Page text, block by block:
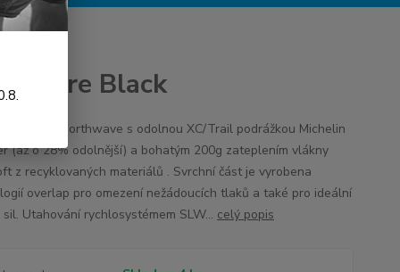
Core Black
XC tretry Northwave s odolnou XC/Trail podrážkou Michelin
(až o 28% odolnější) a bohatým 200g zateplením vlákny
z recyklovaných materiálů . Svrchní část je vyrobena
overlap pro omezení nežádoucích tlaků a také pro ideální
Utahování rychlosystémem SLW... celý popis